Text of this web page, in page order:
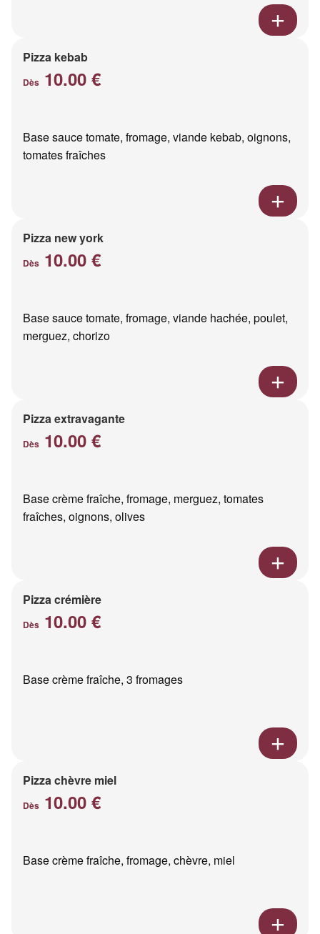
Pizza kebab
Dès 10.00 €
Base sauce tomate, fromage, viande kebab, oignons,
tomates fraîches
Pizza new york
Dès 10.00 €
Base sauce tomate, fromage, viande hachée, poulet,
merguez, chorizo
Pizza extravagante
Dès 10.00 €
Base crème fraîche, fromage, merguez, tomates
fraîches, oignons, olives
Pizza crémière
Dès 10.00 €
Base crème fraîche, 3 fromages
Pizza chèvre miel
Dès 10.00 €
Base crème fraîche, fromage, chèvre, miel